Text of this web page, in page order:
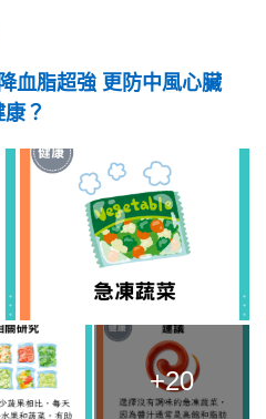
血脂超強 更防中風心臟
？
+20